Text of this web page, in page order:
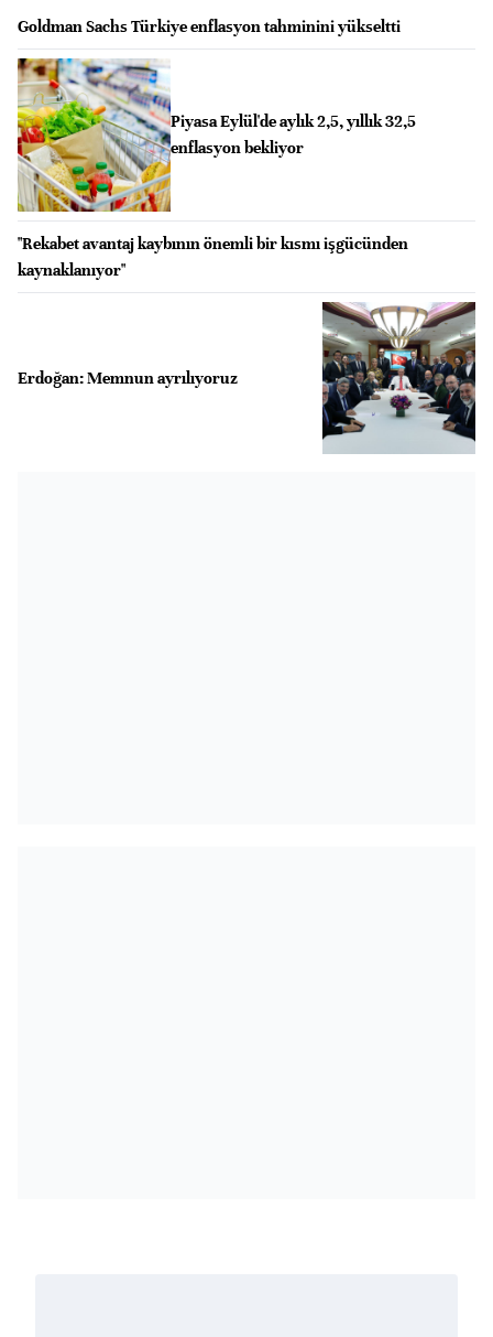
Goldman Sachs Türkiye enflasyon tahminini yükseltti
Piyasa Eylül'de aylık 2,5, yıllık 32,5
enflasyon bekliyor
"Rekabet avantaj kaybının önemli bir kısmı işgücünden
kaynaklanıyor"
Erdoğan: Memnun ayrılıyoruz